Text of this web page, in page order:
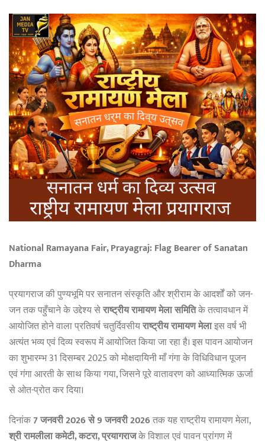
National Ramayana Fair, Prayagraj: Flag Bearer of Sanatan
Dharma
प्रयागराज की पुण्यभूमि पर सनातन संस्कृति और श्रीराम के आदर्शों को जन-
जन तक पहुँचाने के उद्देश्य सेराष्ट्रीय रामायण मेला समितिके तत्वावधान में
आयोजित होने वाला प्रतिवर्ष चतुर्दिवसीयराष्ट्रीय रामायण मेलाइस वर्ष भी
अत्यंत भव्य एवं दिव्य स्वरूप में आयोजित किया जा रहा है। इस पावन आयोजन
का शुभारम्भ 31 दिसम्बर 2025 को मोक्षदायिनी माँ गंगा के विधिविधान पूजन
एवं गंगा आरती के साथ किया गया, जिसने पूरे वातावरण को आध्यात्मिक ऊर्जा
से ओत-प्रोत कर दिया।
दिनांक7 जनवरी 2026 से 9 जनवरी 2026तक यह राष्ट्रीय रामायण मेला,
श्री रामलीला कमेटी, कटरा, प्रयागराजके विशाल एवं पावन प्रांगण में